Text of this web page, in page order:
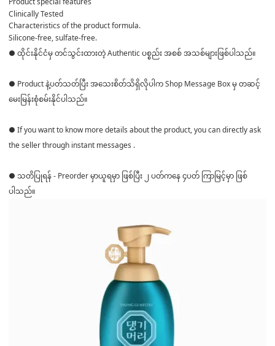
Clinically Tested
Characteristics of the product formula.
Silicone-free, sulfate-free.
● ထိုင်းနိုင်ငံမှ တင်သွင်းထားတဲ့ Authentic ပစ္စည်း အစစ် အသစ်များဖြစ်ပါသည်။
● Product နဲ့ပတ်သတ်ပြီး အသေးစိတ်သိရှိလိုပါက Shop Message Box မှ တဆင့်
မေးမြန်းစုံစမ်းနိုင်ပါသည်။
● If you want to know more details about the product, you can directly ask
the seller through instant messages .
● သတိပြုရန် - Preorder မှာယူရမှာ ဖြစ်ပြီး ၂ ပတ်ကနေ ၄ပတ် ကြာမြင့်မှာ ဖြစ်
ပါသည်။